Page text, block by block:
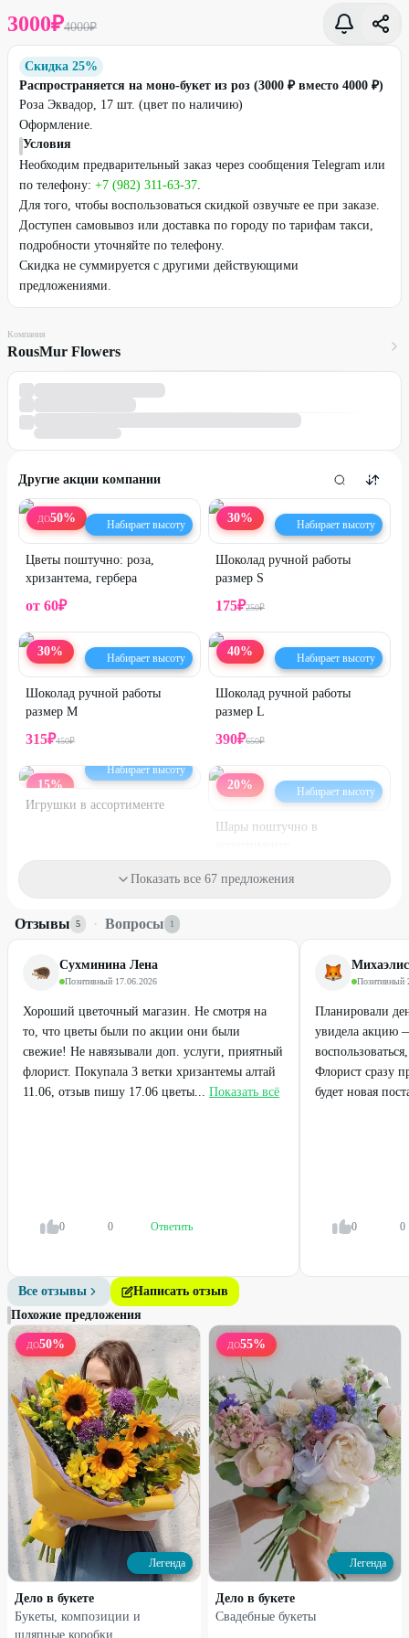
3000₽4000₽
Скидка 25%
Распространяется на моно-букет из роз (3000 ₽ вместо 4000 ₽)
Роза Эквадор, 17 шт. (цвет по наличию)
Оформление.
Условия
Необходим предварительный заказ через сообщения Telegram или
по телефону: +7 (982) 311-63-37.
Для того, чтобы воспользоваться скидкой озвучьте ее при заказе.
Доступен самовывоз или доставка по городу по тарифам такси,
подробности уточняйте по телефону.
Скидка не суммируется с другими действующими
предложениями.
Компания
RousMur Flowers
Другие акции компании
ДО50% Набирает высоту
Цветы поштучно: роза,
хризантема, гербера
от 60₽
30% Набирает высоту
Шоколад ручной работы
размер S
175₽250₽
30% Набирает высоту
Шоколад ручной работы
размер M
315₽450₽
40% Набирает высоту
Шоколад ручной работы
размер L
390₽650₽
15%
Набирает высоту
Игрушки в ассортименте
20% Набирает высоту
Шары поштучно в
120
25%
25%
Набирает высоту
Сумочка с цветами
1260 ₽
Набирает высоту
Коробочка с гипсофилой
1220₽1630₽
33%
Показать все 67 предложения
Отзывы 5 · Вопросы 1
Сухминина Лена
Позитивный·17.06.2026
Хороший цветочный магазин. Не смотря на
то, что цветы были по акции они были
свежие! Не навязывали доп. услуги, приятный
флорист. Покупала 3 ветки хризантемы алтай
11.06, отзыв пишу 17.06 цветы... Показать всё
0 0 Ответить
Позитивный·
Планировали
увидела акцию
Флорист сразу
будет новая
0 0
Все отзывы
Написать отзыв
Похожие предложения
ДО50%
Легенда
Дело в букете
Букеты, композиции и
шляпные коробки
ДО55%
Легенда
Дело в букете
Свадебные букеты